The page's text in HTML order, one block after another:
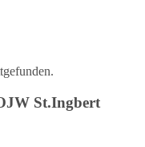
St.Ingbert